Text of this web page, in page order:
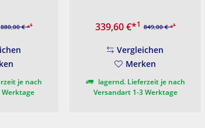
880,00 €*1
je nach
Werktage
849,00 €*1
339,60 €*1
Vergleichen
Merken
lagernd. Lieferzeit je nach
Versandart 1-3 Werktage